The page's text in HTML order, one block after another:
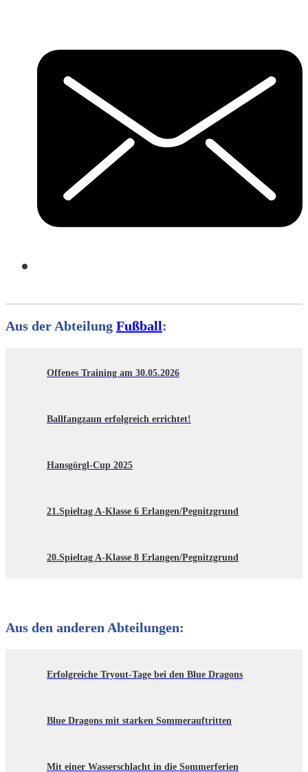
Aus der Abteilung Fußball:
Offenes Training am 30.05.2026
Ballfangzaun erfolgreich errichtet!
Hansgörgl-Cup 2025
21.Spieltag A-Klasse 6 Erlangen/Pegnitzgrund
20.Spieltag A-Klasse 8 Erlangen/Pegnitzgrund
Aus den anderen Abteilungen:
Erfolgreiche Tryout-Tage bei den Blue Dragons
Blue Dragons mit starken Sommerauftritten
Mit einer Wasserschlacht in die Sommerferien